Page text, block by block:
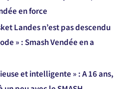
en force
Landes n’est pas descendu
» : Smash Vendée en a
et intelligente » : A 16 ans,